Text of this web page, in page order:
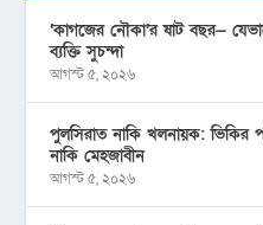
‘কাগজের নৌকা’র ষাট বছর—
ব্যক্তি সুচন্দা
আগস্ট ৫, ২০২৬
পুলসিরাত নাকি খলনায়ক: ভিকির
নাকি মেহজাবীন
আগস্ট ৫, ২০২৬